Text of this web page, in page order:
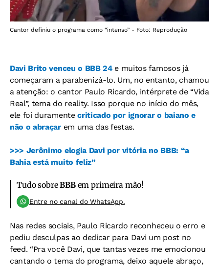
Cantor definiu o programa como “intenso” - Foto: Reprodução
Davi Brito venceu o BBB 24e muitos famosos já
começaram a parabenizá-lo. Um, no entanto, chamou
a atenção: o cantor Paulo Ricardo, intérprete de “Vida
Real”, tema do reality. Isso porque no início do mês,
ele foi duramentecriticado por ignorar o baiano e
não o abraçarem uma das festas.
>>> Jerônimo elogia Davi por vitória no BBB: “a
Bahia está muito feliz”
Tudo sobreBBBem primeira mão!
Entre no canal do WhatsApp.
Nas redes sociais, Paulo Ricardo reconheceu o erro e
pediu desculpas ao dedicar para Davi um post no
feed. “Pra você Davi, que tantas vezes me emocionou
cantando o tema do programa, deixo aquele abraço,